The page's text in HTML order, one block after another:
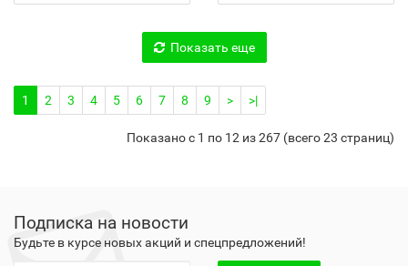
Показать еще
1 2 3 4 5 6 7 8 9 > >|
Показано с 1 по 12 из 267 (всего 23 страниц)
Подписка на новости
Будьте в курсе новых акций и спецпредложений!